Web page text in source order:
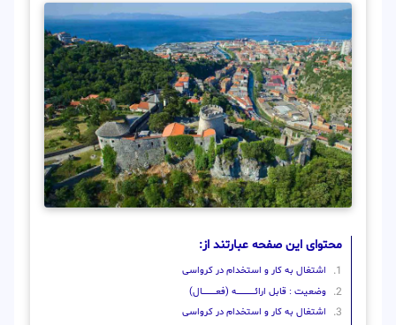
محتوای این صفحه عبارتند از:
اشتغال به کار و استخدام در کرواسی
وضعیت : قابل ارائــــــــــــــــــــه (فعـــــــــــــــال)
اشتغال به کار و استخدام در کرواسی